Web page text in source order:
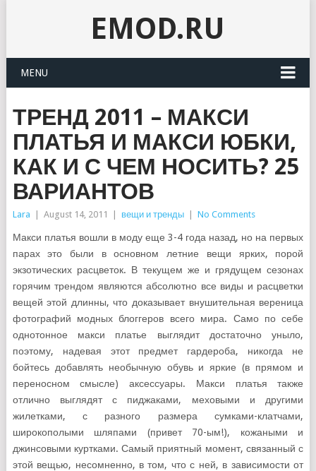
EMOD.RU
MENU
ТРЕНД 2011 – МАКСИ
ПЛАТЬЯ И МАКСИ ЮБКИ,
КАК И С ЧЕМ НОСИТЬ? 25
ВАРИАНТОВ
Lara August 14, 2011 вещи и тренды No Comments
Макси платья вошли в моду еще 3-4 года назад, но на первых
парах это были в основном летние вещи ярких, порой
экзотических расцветок. В текущем же и грядущем сезонах
горячим трендом являются абсолютно все виды и расцветки
вещей этой длинны, что доказывает внушительная вереница
фотографий модных блоггеров всего мира. Само по себе
однотонное макси платье выглядит достаточно уныло,
поэтому, надевая этот предмет гардероба, никогда не
бойтесь добавлять необычную обувь и яркие (в прямом и
переносном смысле) аксессуары. Макси платья также
отлично выглядят с пиджаками, меховыми и другими
жилетками, с разного размера сумками-клатчами,
широкополыми шляпами (привет 70-ым!), кожаными и
джинсовыми куртками. Самый приятный момент, связанный с
этой вещью, несомненно, в том, что с ней, в зависимости от